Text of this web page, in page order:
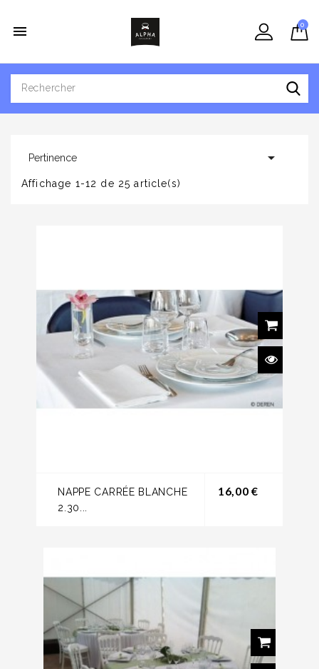
 0
Pertinence 
Affichage 1-12 de 25 article(s)
NAPPE CARRÉE BLANCHE
2.30...
16,00 €Prix